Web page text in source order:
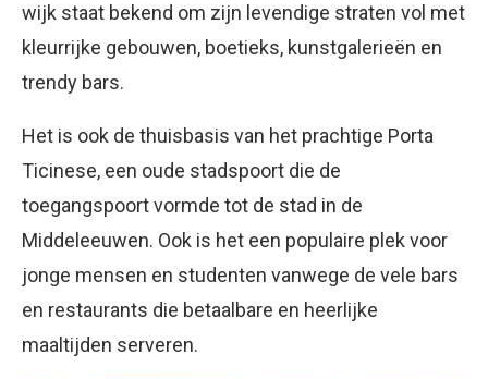
wijk staat bekend om zijn levendige straten vol met
kleurrijke gebouwen, boetieks, kunstgalerieën en
trendy bars.
Het is ook de thuisbasis van het prachtige Porta
Ticinese, een oude stadspoort die de
toegangspoort vormde tot de stad in de
Middeleeuwen. Ook is het een populaire plek voor
jonge mensen en studenten vanwege de vele bars
en restaurants die betaalbare en heerlijke
maaltijden serveren.